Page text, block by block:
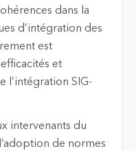
dans la
d’intégration des
est
et
l’intégration SIG-
intervenants du
de normes